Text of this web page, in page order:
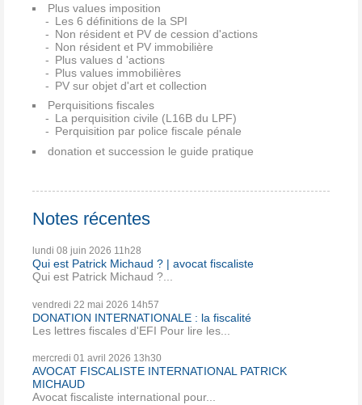
Plus values imposition
Les 6 définitions de la SPI
Non résident et PV de cession d'actions
Non résident et PV immobilière
Plus values d 'actions
Plus values immobilières
PV sur objet d'art et collection
Perquisitions fiscales
La perquisition civile (L16B du LPF)
Perquisition par police fiscale pénale
donation et succession le guide pratique
Notes récentes
lundi 08 juin 2026 11h28
Qui est Patrick Michaud ? | avocat fiscaliste
Qui est Patrick Michaud ?...
vendredi 22 mai 2026 14h57
DONATION INTERNATIONALE : la fiscalité
Les lettres fiscales d'EFI Pour lire les...
mercredi 01 avril 2026 13h30
AVOCAT FISCALISTE INTERNATIONAL PATRICK
MICHAUD
Avocat fiscaliste international pour...